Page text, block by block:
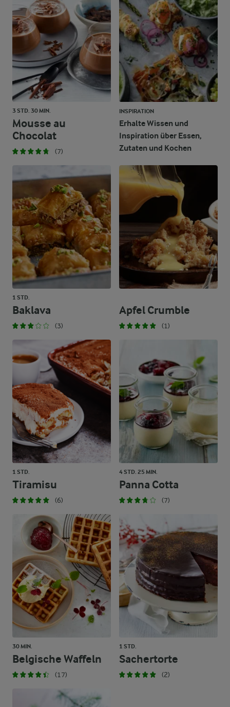
3 STD. 30 MIN.
Mousse au
Chocolat
(7)
INSPIRATION
Erhalte Wissen und
Inspiration über Essen,
Zutaten und Kochen
1 STD.
Baklava
(3)
Apfel Crumble
(1)
1 STD.
Tiramisu
(6)
4 STD. 25 MIN.
Panna Cotta
(7)
30 MIN.
Belgische Waffeln
(17)
1 STD.
Sachertorte
(2)